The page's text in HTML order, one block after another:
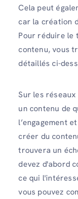
Cela peut
car la création
Pour réduire le
contenu, vous
détaillés ci-
Sur les
un contenu de
l’engagement
créer du
trouvera un
devez d'abord
ce qui
vous pouvez